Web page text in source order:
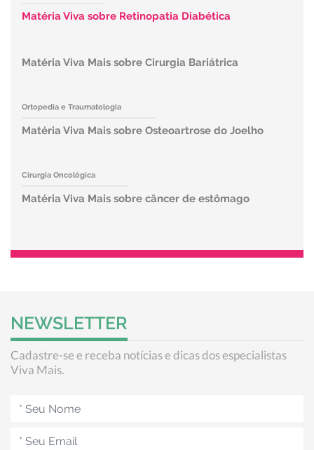
Matéria Viva sobre Retinopatia Diabética
Matéria Viva Mais sobre Cirurgia Bariátrica
Ortopedia e Traumatologia
Matéria Viva Mais sobre Osteoartrose do Joelho
Cirurgia Oncológica
Matéria Viva Mais sobre câncer de estômago
NEWSLETTER
Cadastre-se e receba notícias e dicas dos especialistas
Viva Mais.